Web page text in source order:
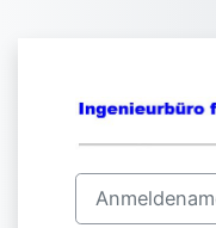
Kontoerstellung
Anmeldename